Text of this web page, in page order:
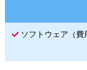
ソフトウェア（